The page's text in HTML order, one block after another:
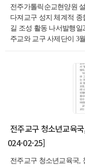
전주가톨릭순교현양원
다져교구 성지 체계적 종
길 조성 활동 나서발행일
주교와 교구 사제단이 3
전주교구 청소년교육
024-02-25]
전주교구 청소년교육국,